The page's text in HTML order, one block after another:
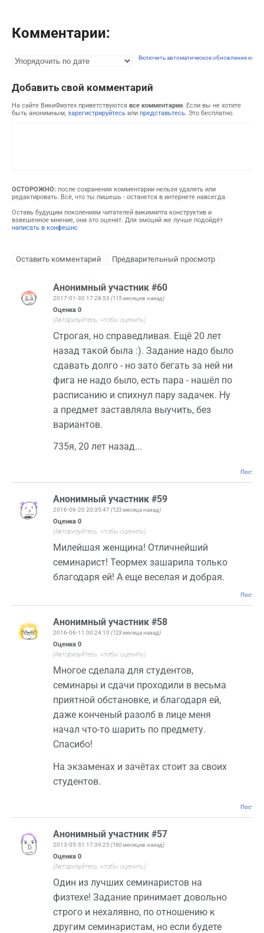
Комментарии:
Включить автоматическое обновление
Добавить свой комментарий
На сайте ВикиФизтех приветствуются все комментарии. Если вы не хотите
быть анонимным, зарегистрируйтесь или представьтесь. Это бесплатно.
ОСТОРОЖНО: после сохранения комментарии нельзя удалять или
редактировать. Всё, что ты пишешь - останется в интернете навсегда.
Оставь будущим поколениям читателей викимипта конструктив и
взвешенное мнение, они это оценят. Для эмоций же лучше подойдёт
написать в конфешнс
Анонимный участник #60
2017-01-30 17:28:53 (115 месяцев назад)
Оценка 0
(Авторизуйтесь, чтобы оценить)
Строгая, но справедливая. Ещё 20 лет
назад такой была :). Задание надо было
сдавать долго - но зато бегать за ней ни
фига не надо было, есть пара - нашёл по
расписанию и спихнул пару задачек. Ну
а предмет заставляла выучить, без
вариантов.
735я, 20 лет назад...
Анонимный участник #59
2016-06-20 20:35:47 (123 месяца назад)
Оценка 0
(Авторизуйтесь, чтобы оценить)
Милейшая женщина! Отличнейший
семинарист! Теормех зашарила только
благодаря ей! А еще веселая и добрая.
Анонимный участник #58
2016-06-11 00:24:10 (123 месяца назад)
Оценка 0
(Авторизуйтесь, чтобы оценить)
Многое сделала для студентов,
семинары и сдачи проходили в весьма
приятной обстановке, и благодаря ей,
даже конченый разолб в лице меня
начал что-то шарить по предмету.
Спасибо!
На экзаменах и зачётах стоит за своих
студентов.
Анонимный участник #57
2013-05-31 17:39:25 (160 месяцев назад)
Оценка 0
(Авторизуйтесь, чтобы оценить)
Один из лучших семинаристов на
физтехе! Задание принимает довольно
строго и нехалявно, по отношению к
другим семинаристам, но если будете